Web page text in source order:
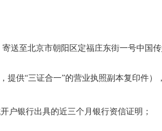
至北京市朝阳区定福庄东街一号中国
供“三证合一”的营业执照副本复印件
户银行出具的近三个月银行资信证明；